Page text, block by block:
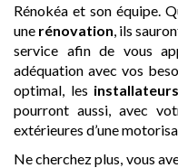
Rénokéa et son équipe.
une rénovation , ils
service afin de vous
adéquation avec vos
optimal, les installateurs
pourront aussi, avec
extérieures d’une
Ne cherchez plus, vous